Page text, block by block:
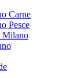
Carne
Pesce
Milano